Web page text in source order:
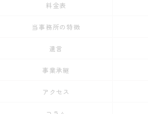
料金表
当事務所の特徴
遺言
事業承継
アクセス